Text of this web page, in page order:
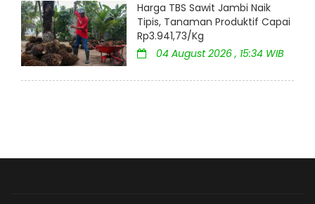
Harga TBS Sawit Jambi Naik
Tipis, Tanaman Produktif Capai
Rp3.941,73/Kg
04 August 2026 , 15:34 WIB